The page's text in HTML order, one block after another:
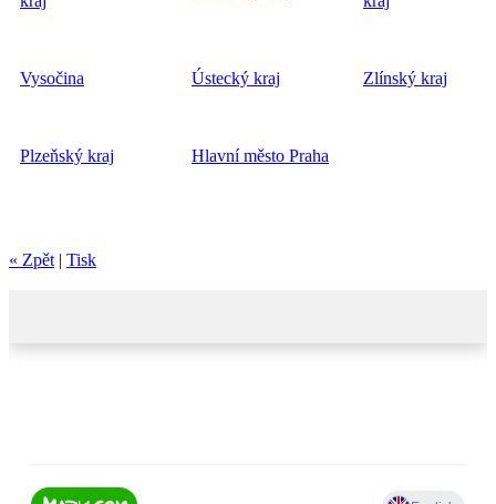
Vysočina Ústecký kraj Zlínský kraj
Plzeňský kraj Hlavní město Praha
« Zpět | Tisk